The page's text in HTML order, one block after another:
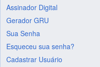
Assinador Digital
Gerador GRU
Sua Senha
Esqueceu sua senha?
Cadastrar Usuário